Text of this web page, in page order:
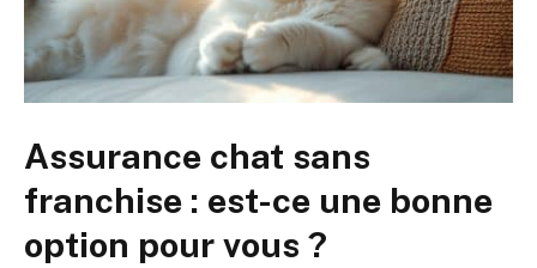
Assurance chat sans
franchise : est-ce une bonne
option pour vous ?